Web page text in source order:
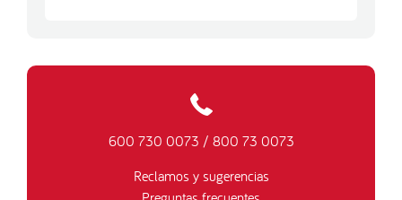
600 730 0073 / 800 73 0073
Reclamos y sugerencias